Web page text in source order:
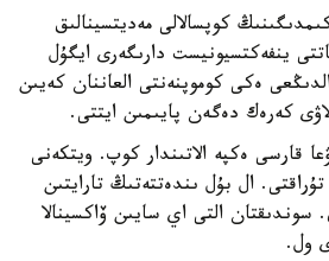
كوپسالالى مەديتسينالىق
ينفەكتسيونيست دارىگەرى ايگۇل
الدىڭعى ەكى كوموپنەنتى العاننان كەيىن
كەرەك دەگەن پايىمىن ايتتى.
قارسى ەكپە الاتىندار كوپ. ويتكەنى
ال بۇل ىندەتتەتىڭ تارايتىن
التى اي سايىن ۆاكسينالا
ول.